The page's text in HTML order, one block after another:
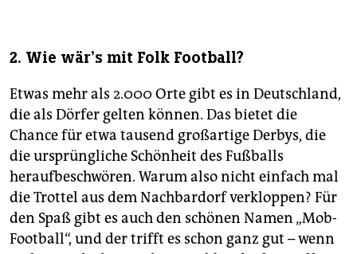
2. Wie wär’s mit Folk Football?
Etwas mehr als 2.000 Orte gibt es in Deutschland,
die als Dörfer gelten können. Das bietet die
Chance für etwa tausend großartige Derbys, die
die ursprüngliche Schönheit des Fußballs
heraufbeschwören. Warum also nicht einfach mal
die Trottel aus dem Nachbardorf verkloppen? Für
den Spaß gibt es auch den schönen Namen „Mob-
Football“, und der trifft es schon ganz gut – wenn